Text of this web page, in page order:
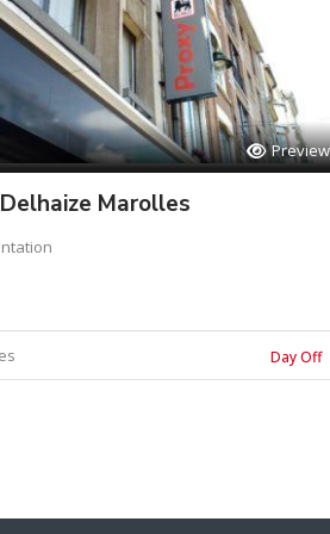
Preview
Marolles
Day Off